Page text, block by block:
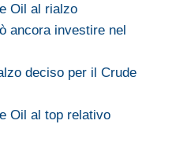
Oil al rialzo
ancora investire nel
deciso per il Crude
Oil al top relativo